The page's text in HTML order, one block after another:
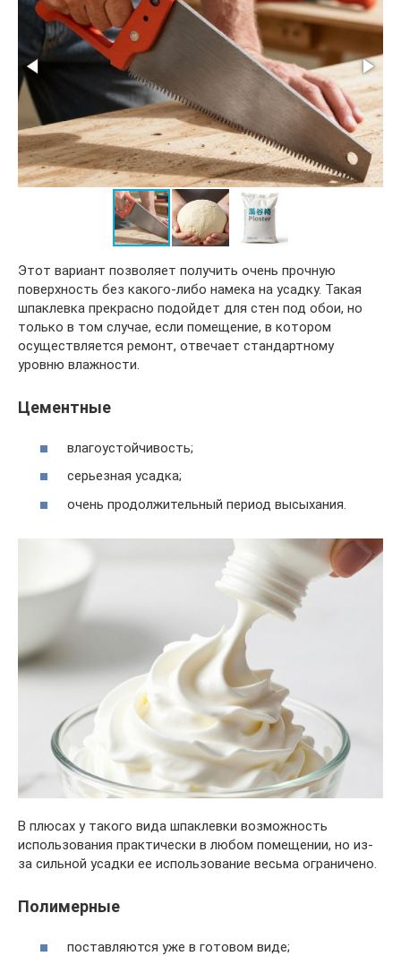
Этот вариант позволяет получить очень прочную
поверхность без какого-либо намека на усадку. Такая
шпаклевка прекрасно подойдет для стен под обои, но
только в том случае, если помещение, в котором
осуществляется ремонт, отвечает стандартному
уровню влажности.
Цементные
влагоустойчивость;
серьезная усадка;
очень продолжительный период высыхания.
В плюсах у такого вида шпаклевки возможность
использования практически в любом помещении, но из-
за сильной усадки ее использование весьма ограничено.
Полимерные
поставляются уже в готовом виде;